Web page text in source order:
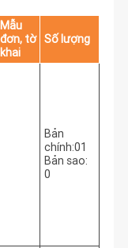
Mẫu
đơn, tờ
khai
Số lượng
Bản
chính:01
Bản sao:
0